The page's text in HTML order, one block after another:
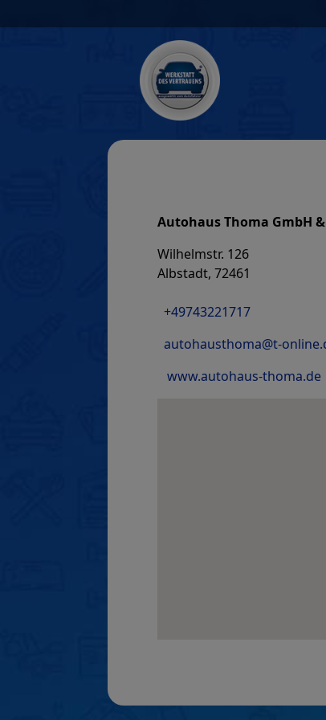
to
Autohaus Thoma GmbH &
Wilhelmstr. 126
Albstadt, 72461
+49743221717
autohausthoma@t-
www.autohaus-thoma.de